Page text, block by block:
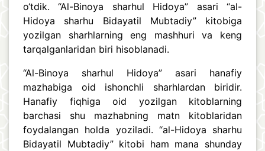
o‘tdik. “Al-Binoya sharhul Hidoya” asari “al-
Hidoya sharhu Bidayatil Mubtadiy” kitobiga
yozilgan sharhlarning eng mashhuri va keng
tarqalganlaridan biri hisoblanadi.
“Al-Binoya sharhul Hidoya” asari hanafiy
mazhabiga oid ishonchli sharhlardan biridir.
Hanafiy fiqhiga oid yozilgan kitoblarning
barchasi shu mazhabning matn kitoblaridan
foydalangan holda yoziladi. “al-Hidoya sharhu
Bidayatil Mubtadiy” kitobi ham mana shunday